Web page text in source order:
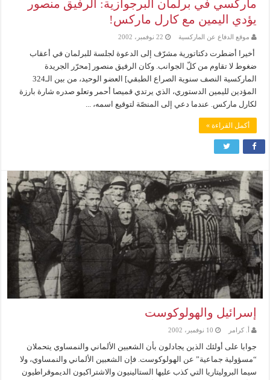
ماركسي في برلمان البرجوازية: الرفيق منصور
يؤدي اليمين مع كارل ماركس!
موقع الدفاع عن الماركسية 22 نوفمبر، 2002
أخيرا أضطرت دكتاتورية مشرّف إلى الدعوة لجلسة للبرلمان في أعقاب
ضغوط لا تقاوم من كلّ الجوانب. وكان الرفيق منصور [محرّر الجريدة
الماركسية النصف سنوية الصراع الطبقي] العضو الوحيد، من بين الـ324
المؤدين لليمين الدستوري، الذي يرتدي قميصا أحمر وتعلو صدره شارة بارزة
لكارل ماركس. عندما دعي إلى المنصّة لتوقيع اسمه، ...
أكمل القراءة »
إسرائيل والهولوكوست
أ. كرامر 10 نوفمبر، 2002
جوابا على أولئك الذين يجادلون بأن الشعبين الألماني والنمساوي يتحملان
“مسؤولية جماعية” عن الهولوكوست. فإن الشعبين الألماني والنمساوي، ولا
سيما البروليتاريا التي كذب عليها الستالينيون والاشتراكيون الديموقراطيون